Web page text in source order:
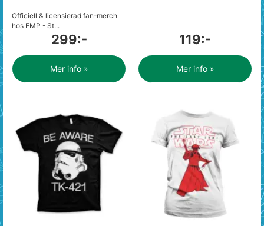
Officiell & licensierad fan-merch
hos EMP - St...
299:-
Mer info »
119:-
Mer info »